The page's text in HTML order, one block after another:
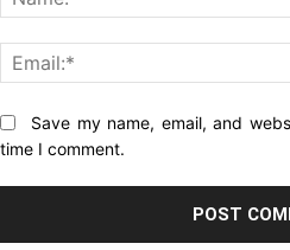
Website:Save my name, email, and
time I comment.